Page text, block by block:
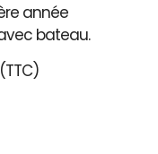
année
bateau.